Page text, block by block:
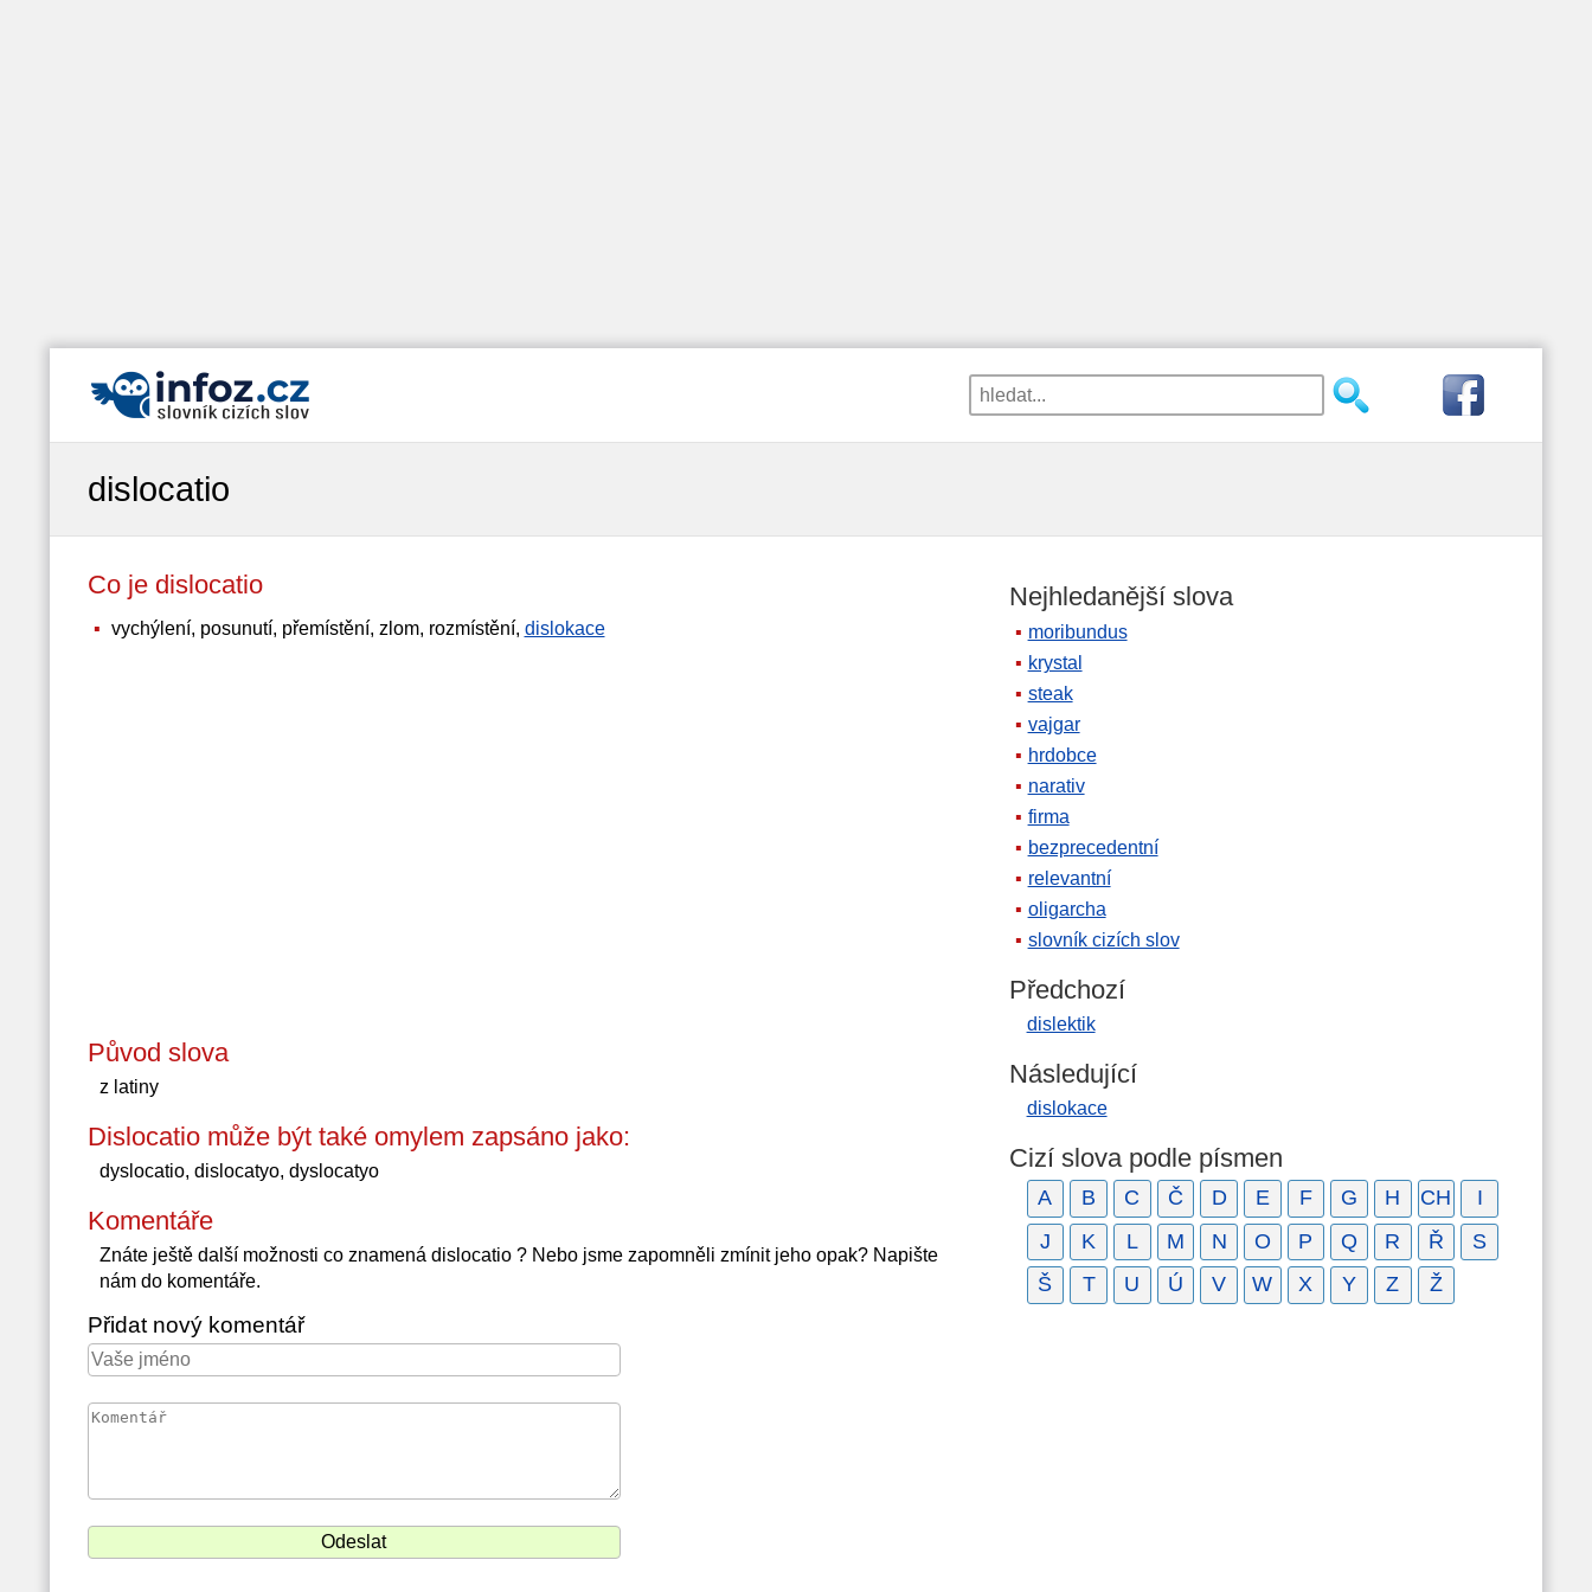
dislocatio
Co je dislocatio
vychýlení, posunutí, přemístění, zlom, rozmístění, dislokace
Původ slova
z latiny
Dislocatio může být také omylem zapsáno jako:
dyslocatio, dislocatyo, dyslocatyo
Komentáře
Znáte ještě další možnosti co znamená dislocatio ? Nebo jsme zapomněli zmínit jeho opak? Napište
nám do komentáře.
Přidat nový komentář
Nejhledanější slova
moribundus
krystal
steak
vajgar
hrdobce
narativ
firma
bezprecedentní
relevantní
oligarcha
slovník cizích slov
Předchozí
dislektik
Následující
dislokace
Cizí slova podle písmen
A B C Č D E F G H CH
I
J
K L M N O P Q R Ř
S
Š
T U Ú V W X Y Z Ž